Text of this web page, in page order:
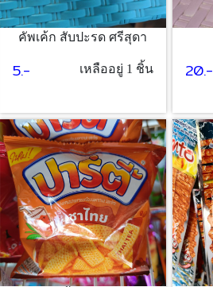
คัพเค้ก สับปะรด ศรีสุดา
5.- เหลืออยู่ 1 ชิ้น 20.-